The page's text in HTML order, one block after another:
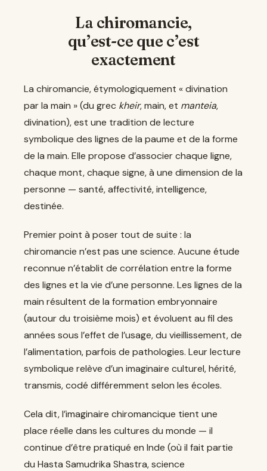
La chiromancie,
qu’est-ce que c’est
exactement
La chiromancie, étymologiquement « divination
par la main » (du grec kheir, main, et manteia,
divination), est une tradition de lecture
symbolique des lignes de la paume et de la forme
de la main. Elle propose d’associer chaque ligne,
chaque mont, chaque signe, à une dimension de la
personne — santé, affectivité, intelligence,
destinée.
Premier point à poser tout de suite : la
chiromancie n’est pas une science. Aucune étude
reconnue n’établit de corrélation entre la forme
des lignes et la vie d’une personne. Les lignes de la
main résultent de la formation embryonnaire
(autour du troisième mois) et évoluent au fil des
années sous l’effet de l’usage, du vieillissement, de
l’alimentation, parfois de pathologies. Leur lecture
symbolique relève d’un imaginaire culturel, hérité,
transmis, codé différemment selon les écoles.
Cela dit, l’imaginaire chiromancique tient une
place réelle dans les cultures du monde — il
continue d’être pratiqué en Inde (où il fait partie
du Hasta Samudrika Shastra, science